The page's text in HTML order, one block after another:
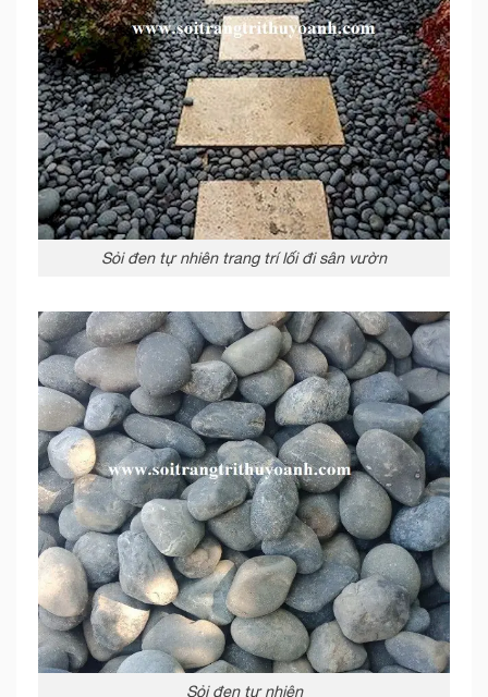
Sỏi đen tự nhiên trang trí lối đi sân vườn
Sỏi đen tự nhiên